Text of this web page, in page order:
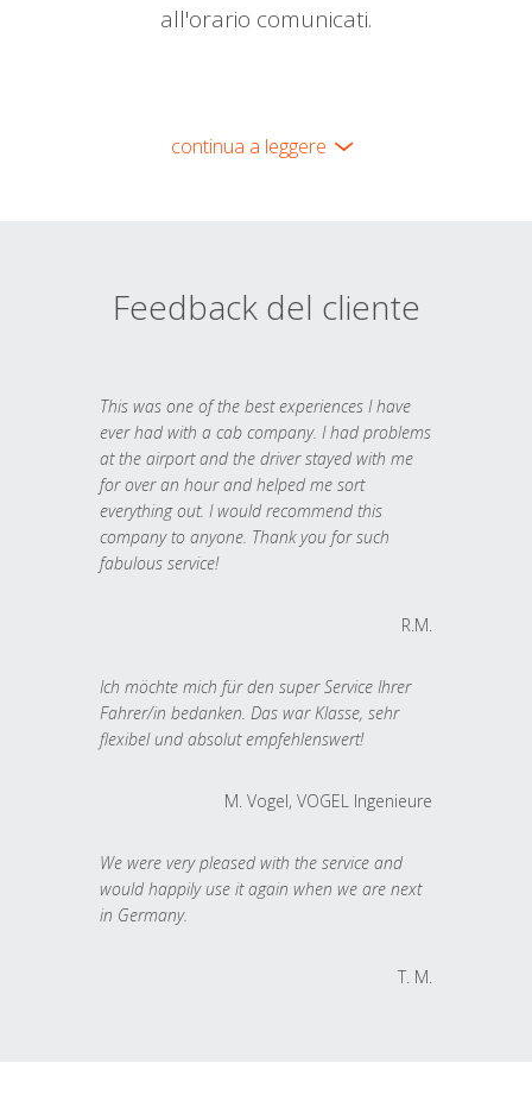
all'orario comunicati.
continua a leggere
Feedback del cliente
This was one of the best experiences I have
ever had with a cab company. I had problems
at the airport and the driver stayed with me
for over an hour and helped me sort
everything out. I would recommend this
company to anyone. Thank you for such
fabulous service!
R.M.
Ich möchte mich für den super Service Ihrer
Fahrer/in bedanken. Das war Klasse, sehr
flexibel und absolut empfehlenswert!
M. Vogel, VOGEL Ingenieure
We were very pleased with the service and
would happily use it again when we are next
in Germany.
T. M.